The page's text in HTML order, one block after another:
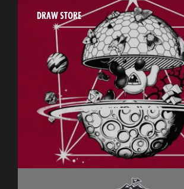
DRAW STORE